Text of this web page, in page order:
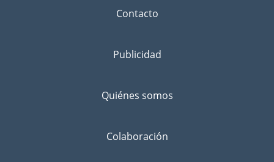
Contacto
Publicidad
Quiénes somos
Colaboración